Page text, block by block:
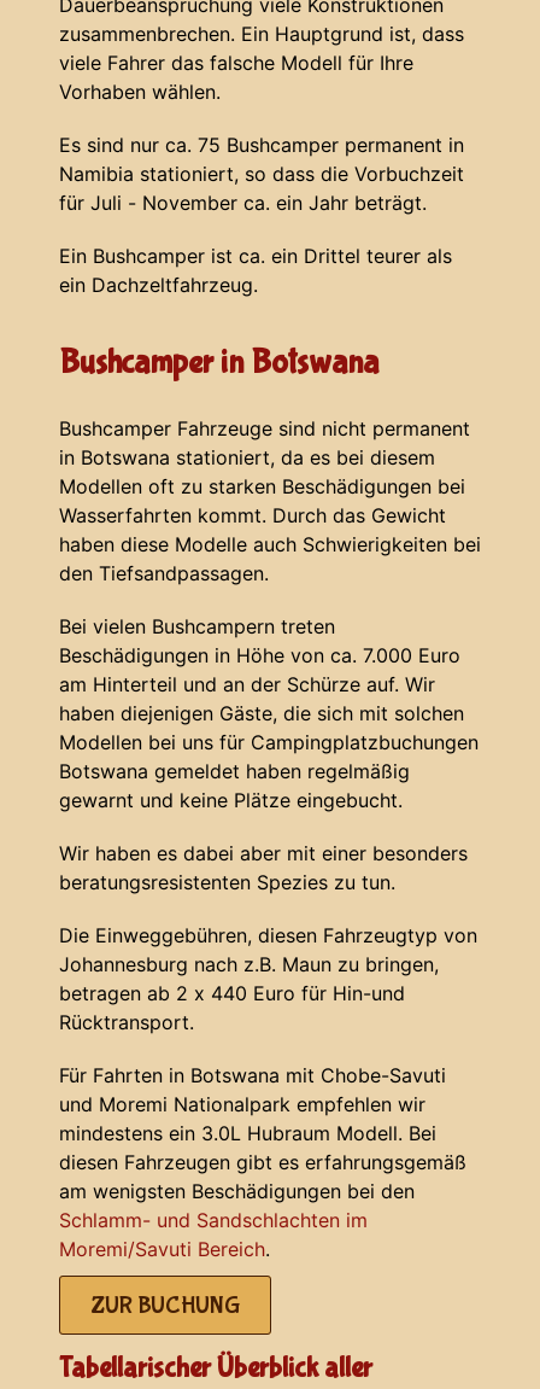
Dauerbeanspruchung viele Konstruktionen
zusammenbrechen. Ein Hauptgrund ist, dass
viele Fahrer das falsche Modell für Ihre
Vorhaben wählen.
Es sind nur ca. 75 Bushcamper permanent in
Namibia stationiert, so dass die Vorbuchzeit
für Juli - November ca. ein Jahr beträgt.
Ein Bushcamper ist ca. ein Drittel teurer als
ein Dachzeltfahrzeug.
Bushcamper in Botswana
Bushcamper Fahrzeuge sind nicht permanent
in Botswana stationiert, da es bei diesem
Modellen oft zu starken Beschädigungen bei
Wasserfahrten kommt. Durch das Gewicht
haben diese Modelle auch Schwierigkeiten bei
den Tiefsandpassagen.
Bei vielen Bushcampern treten
Beschädigungen in Höhe von ca. 7.000 Euro
am Hinterteil und an der Schürze auf. Wir
haben diejenigen Gäste, die sich mit solchen
Modellen bei uns für Campingplatzbuchungen
Botswana gemeldet haben regelmäßig
gewarnt und keine Plätze eingebucht.
Wir haben es dabei aber mit einer besonders
beratungsresistenten Spezies zu tun.
Die Einweggebühren, diesen Fahrzeugtyp von
Johannesburg nach z.B. Maun zu bringen,
betragen ab 2 x 440 Euro für Hin-und
Rücktransport.
Für Fahrten in Botswana mit Chobe-Savuti
und Moremi Nationalpark empfehlen wir
mindestens ein 3.0L Hubraum Modell. Bei
diesen Fahrzeugen gibt es erfahrungsgemäß
am wenigsten Beschädigungen bei den
Schlamm- und Sandschlachten im
Moremi/Savuti Bereich.
ZUR BUCHUNG
Tabellarischer Überblick aller